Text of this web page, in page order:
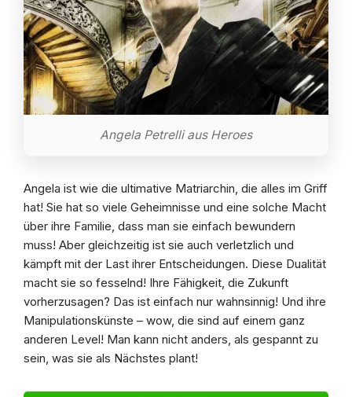
Angela Petrelli aus Heroes
Angela ist wie die ultimative Matriarchin, die alles im Griff
hat! Sie hat so viele Geheimnisse und eine solche Macht
über ihre Familie, dass man sie einfach bewundern
muss! Aber gleichzeitig ist sie auch verletzlich und
kämpft mit der Last ihrer Entscheidungen. Diese Dualität
macht sie so fesselnd! Ihre Fähigkeit, die Zukunft
vorherzusagen? Das ist einfach nur wahnsinnig! Und ihre
Manipulationskünste – wow, die sind auf einem ganz
anderen Level! Man kann nicht anders, als gespannt zu
sein, was sie als Nächstes plant!